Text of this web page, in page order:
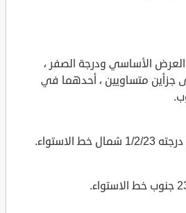
الأساسي ودرجة الصفر ،
جزأين متساويين ، أحدهما في
الاستواء.